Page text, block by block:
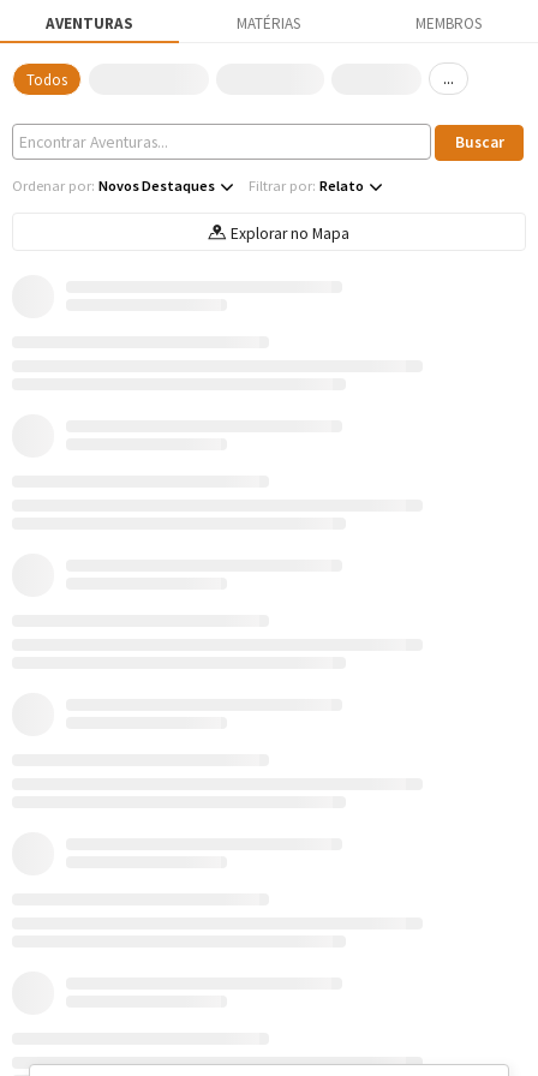
AVENTURAS MATÉRIAS MEMBROS
Todos ...
Ordenar por: Novos Destaques Filtrar por: Relato
Explorar no Mapa